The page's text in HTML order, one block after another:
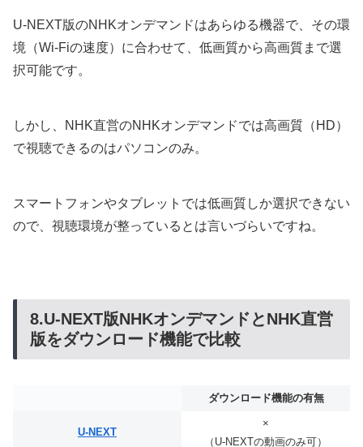
U-NEXT版のNHKオンデマンドはあらゆる機器で、その環
境（Wi-Fiの速度）に合わせて、低画質から高画質まで選
択可能です。
しかし、NHK直営のNHKオンデマンドでは高画質（HD）
で視聴できるのはパソコンのみ。
スマートフォンやタブレットでは低画質しか選択できない
ので、視聴環境が整っているとは言いづらいですね。
8.U-NEXT版NHKオンデマンドとNHK直営
版をダウンロード機能で比較
ダウンロード機能の有無
U-NEXT
×
（U-NEXTの動画のみ可）